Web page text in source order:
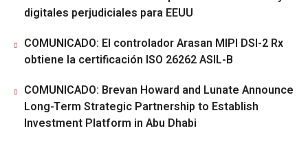
digitales perjudiciales para EEUU
COMUNICADO: El controlador Arasan MIPI DSI-2 Rx
obtiene la certificación ISO 26262 ASIL-B
COMUNICADO: Brevan Howard and Lunate Announce
Long-Term Strategic Partnership to Establish
Investment Platform in Abu Dhabi